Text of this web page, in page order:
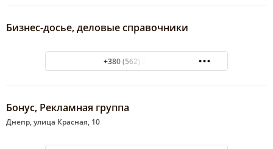
Бизнес-досье, деловые справочники
+380 (562) 340-900
Бонус, Рекламная группа
Днепр, улица Красная, 10